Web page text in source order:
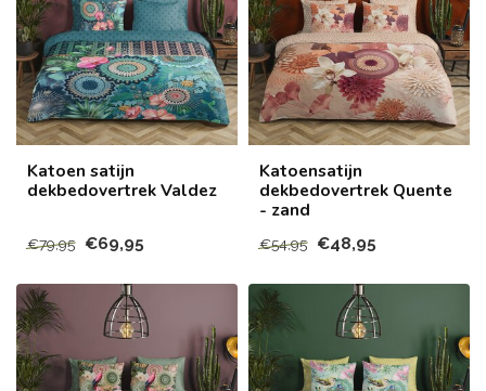
Katoen satijn
dekbedovertrek Valdez
€79,95 €69,95
Katoensatijn
dekbedovertrek Quente
- zand
€54,95 €48,95